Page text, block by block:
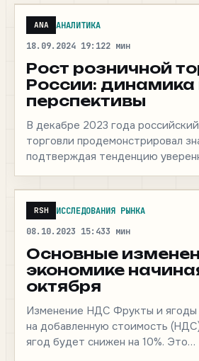
ANA
АНАЛИТИКА
18.09.2024 19:122 мин
Рост розничной
России: динамика
перспективы
В декабре 2023 года
торговли продемонстрировал
подтверждая тенденцию
экономического
нестабильности. Согласно
RSH
ИССЛЕДОВАНИЯ РЫНКА
08.10.2023 15:433 мин
Основные
экономике
октября
Изменение НДС Фрукты и ягоды
на добавленную стоимость
ягод будет снижен на 10%. Это…